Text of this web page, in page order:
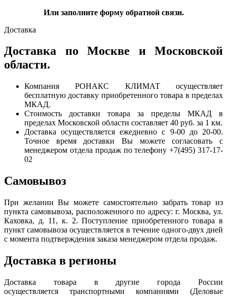
Или заполните форму обратной связи.
Доставка
Доставка по Москве и Московской
области.
Компания РОНАКС КЛИМАТ осуществляет
бесплатную доставку приобретенного товара в пределах
МКАД.
Стоимость доставки товара за пределы МКАД в
пределах Московской области составляет 40 руб. за 1 км.
Доставка осуществляется ежедневно с 9-00 до 20-00.
Точное время доставки Вы можете согласовать с
менеджером отдела продаж по телефону +7(495) 317-17-
02
Самовывоз
При желании Вы можете самостоятельно забрать товар из
пункта самовывоза, расположенного по адресу: г. Москва, ул.
Каховка, д. 11, к. 2. Поступление приобретенного товара в
пункт самовывоза осуществляется в течение одного-двух дней
с момента подтверждения заказа менеджером отдела продаж.
Доставка в регионы
Доставка товара в другие города России
осуществляется транспортными компаниями (Деловые